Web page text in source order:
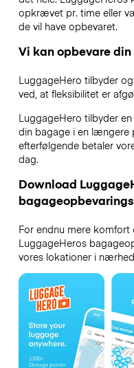
opkrævet pr. time eller
de vil have opbevaret.
Vi kan opbevare
LuggageHero tilbyder
ved, at fleksibilitet er
LuggageHero tilbyder
din bagage i en længere
efterfølgende betaler
dag.
Download
For endnu mere
LuggageHeros
vores lokationer i